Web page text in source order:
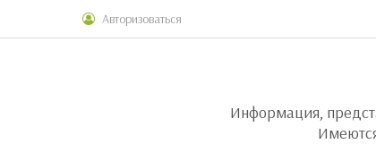
Авторизоваться
Информация,